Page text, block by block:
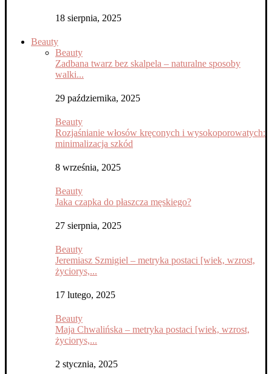
18 sierpnia, 2025
Beauty
Beauty
Zadbana twarz bez skalpela – naturalne sposoby
walki...
29 października, 2025
Beauty
Rozjaśnianie włosów kręconych i wysokoporowatych:
minimalizacja szkód
8 września, 2025
Beauty
Jaka czapka do płaszcza męskiego?
27 sierpnia, 2025
Beauty
Jeremiasz Szmigiel – metryka postaci [wiek, wzrost,
życiorys,...
17 lutego, 2025
Beauty
Maja Chwalińska – metryka postaci [wiek, wzrost,
życiorys,...
2 stycznia, 2025